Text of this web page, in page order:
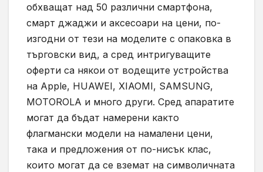
обхващат над 50 различни смартфона,
смарт джаджи и аксесоари на цени, по-
изгодни от тези на моделите с опаковка в
търговски вид, а сред интригуващите
оферти са някои от водещите устройства
на Apple, HUAWEI, XIAOMI, SAMSUNG,
MOTOROLA и много други. Сред апаратите
могат да бъдат намерени както
флагмански модели на намалени цени,
така и предложения от по-нисък клас,
които могат да се вземат на символичната